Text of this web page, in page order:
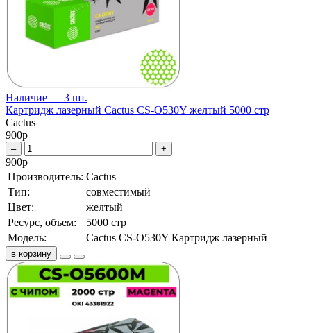
Наличие — 3 шт.
Картридж лазерный Cactus CS-O530Y желтый 5000 стр
Cactus
900р
– +
900р
Производитель: Cactus
Тип:
совместимый
Цвет:
желтый
Ресурс, объем:
5000 стр
Модель:
Cactus CS-O530Y Картридж лазерный
в корзину